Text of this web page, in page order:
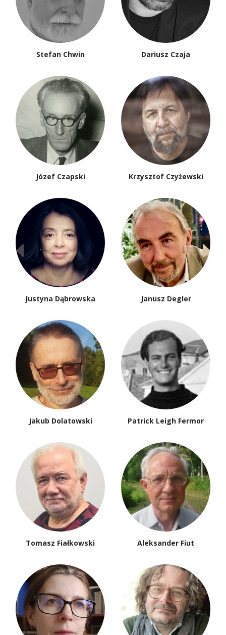
Stefan Chwin Dariusz Czaja
Józef Czapski Krzysztof Czyżewski
Justyna Dąbrowska Janusz Degler
Jakub Dolatowski Patrick Leigh Fermor
Tomasz Fiałkowski Aleksander Fiut